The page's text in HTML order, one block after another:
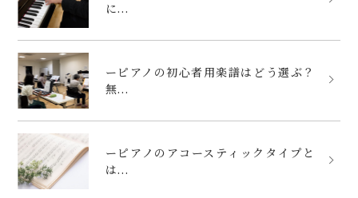
に...
ーピアノの初心者用楽譜はどう選ぶ？
無...
ーピアノのアコースティックタイプと
は...